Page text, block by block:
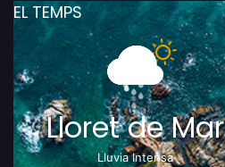
EL TEMPS
Lloret de Mar
Lluvia Intensa